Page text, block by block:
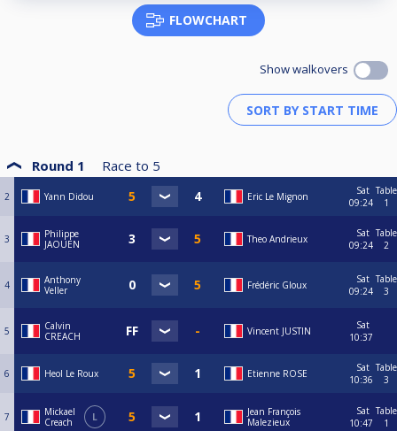
FLOWCHART
Show walkovers
Round 1 Race to 5
2 Yann Didou Eric Le Mignon
Sat
09:24
Table
1
3
Philippe
JAOUEN
Theo Andrieux
Sat
09:24
Table
2
4
Anthony
Veller
Frédéric Gloux
Sat
09:24
Table
3
5
Calvin
CREACH
Vincent JUSTIN
Sat
10:37
6 Heol Le Roux Etienne ROSE
Sat
10:36
Table
3
7
Mickael
Creach
L
Jean François
Malezieux
Sat
10:47
Table
1